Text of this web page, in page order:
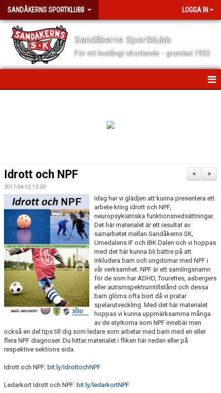
SANDÅKERNS SPORTKLUBB LOGGA IN
Sandåkerns Sportklubb
För ett livslångt idrottande - grundad 1932
FÖR VÅRA MEDLEMMAR
FÖR VÅRA LEDARE
SCHEMA ALLA LAG
KONTAKT
>
<
Idrott och NPF
2017-04-12 12:00
Idag har vi glädjen att kunna presentera ett
arbete kring idrott och NPF,
neuropsykiatriska funktionsnedsättningar.
Det här materialet är ett resultat av
samarbetet mellan Sandåkerns SK,
Umedalens IF och IBK Dalen och vi hoppas
med det här kunna bli bättre på att
inkludera barn och ungdomar med NPF i
vår verksamhet. NPF är ett samlingsnamn
för de som har ADHD, Tourettes, asbergers
eller autismspektrumtillstånd och dessa
barn glöms ofta bort då vi pratar
spelarutveckling. Med det här materialet
hoppas vi kunna uppmärksamma många
av de styrkorna som NPF innebär men
också en del tips till dig som ledare som arbetar med barn med en eller
flera NPF diagnoser. Du hittar materialet i fliken här nedan eller på
respektive sektions sida.
Idrott och NPF: bit.ly/IdrottochNPF
Ledarkort Idrott och NPF: bit.ly/ledarkortNPF